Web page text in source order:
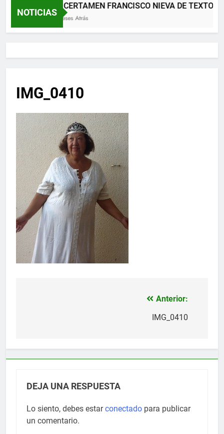
NOTICIAS
XII CERTAMEN FRANCISCO NIEVA DE TEXTOS
2 Meses Atrás
IMG_0410
Anterior:
IMG_0410
DEJA UNA RESPUESTA
Lo siento, debes estarconectado para publicar
un comentario.